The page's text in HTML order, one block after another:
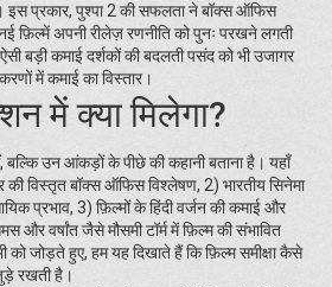
इस प्रकार, पुश्पा 2 की सफलता ने बॉक्स ऑफिस
फ़िल्में अपनी रीलेज़ रणनीति को पुनः परखने लगती
बड़ी कमाई दर्शकों की बदलती पसंद को भी उजागर
में कमाई का विस्तार।
में क्या मिलेगा?
बल्कि उन आंकड़ों के पीछे की कहानी बताना है। यहाँ
की विस्तृत बॉक्स ऑफिस विश्लेषण, 2) भारतीय सिनेमा
प्रभाव, 3) फ़िल्मों के हिंदी वर्जन की कमाई और
और वर्षांत जैसे मौसमी टॉर्म में फ़िल्म की संभावित
को जोड़ते हुए, हम यह दिखाते हैं कि फ़िल्म समीक्षा कैसे
रखती है।